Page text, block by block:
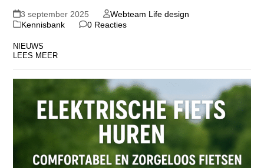
3 september 2025
Webteam Life design
Kennisbank
0 Reacties
NIEUWS
LEES MEER